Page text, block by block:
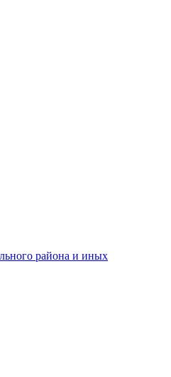
района и иных